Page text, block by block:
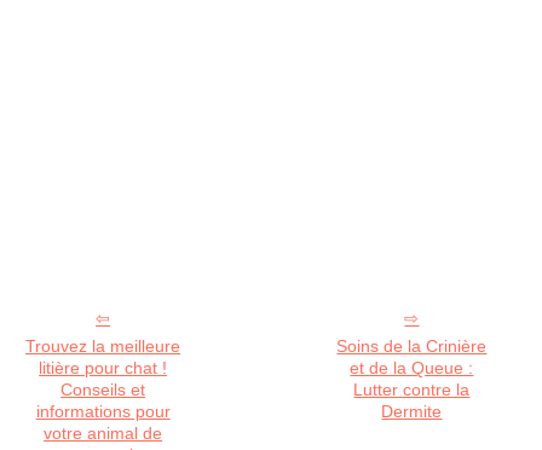
Trouvez la meilleure
litière pour chat !
Conseils et
informations pour
votre animal de
Soins de la Crinière
et de la Queue :
Lutter contre la
Dermite